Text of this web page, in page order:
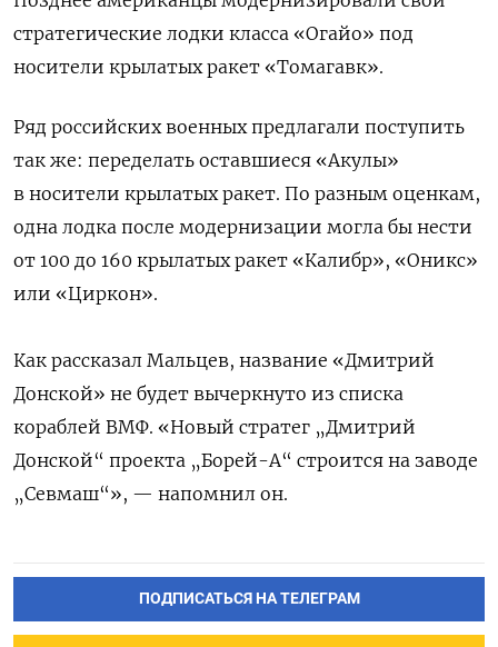
стратегические лодки класса «Огайо» под
носители крылатых ракет «Томагавк».
Ряд российских военных предлагали поступить
так же: переделать оставшиеся «Акулы»
в носители крылатых ракет. По разным оценкам,
одна лодка после модернизации могла бы нести
от 100 до 160 крылатых ракет «Калибр», «Оникс»
или «Циркон».
Как рассказал Мальцев, название «Дмитрий
Донской» не будет вычеркнуто из списка
кораблей ВМФ. «Новый стратег „Дмитрий
Донской“ проекта „Борей-А“ строится на заводе
„Севмаш“», — напомнил он.
ПОДПИСАТЬСЯ НА ТЕЛЕГРАМ